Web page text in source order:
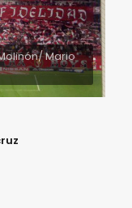
Mario